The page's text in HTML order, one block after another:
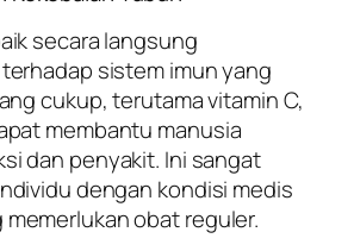
secara langsung
sistem imun yang
cukup, terutama vitamin C,
membantu manusia
dan penyakit. Ini sangat
dengan kondisi medis
obat reguler.